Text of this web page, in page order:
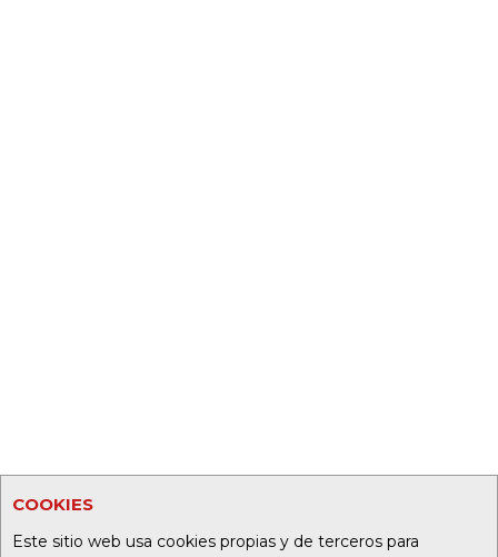
COOKIES
Este sitio web usa cookies propias y de terceros para